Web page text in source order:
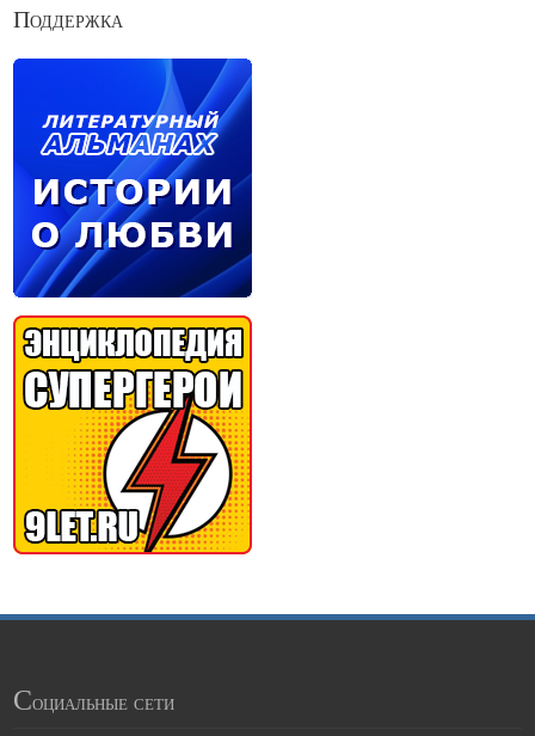
Поддержка
Социальные сети